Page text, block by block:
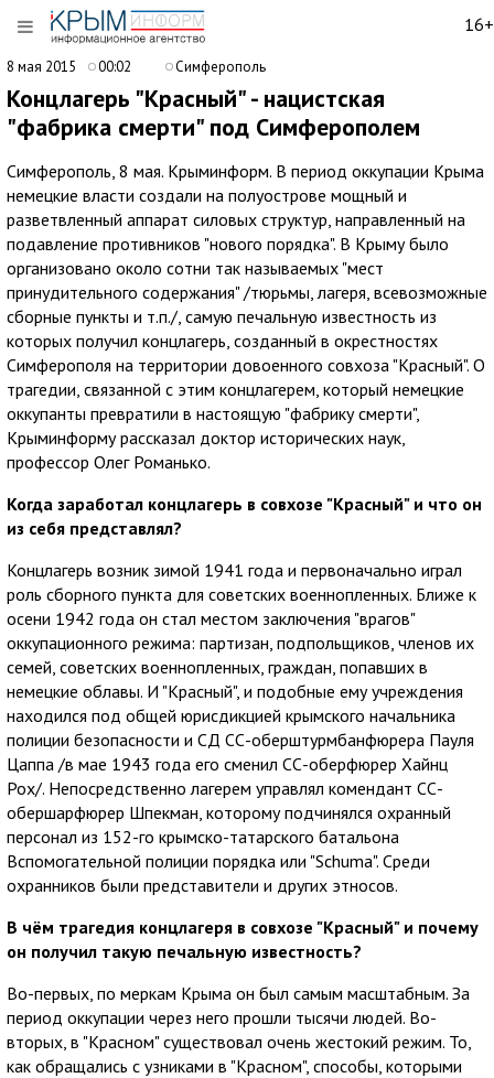
16+
8 мая 2015 00:02 Симферополь
Концлагерь "Красный" - нацистская
"фабрика смерти" под Симферополем
Симферополь, 8 мая. Крыминформ. В период оккупации Крыма
немецкие власти создали на полуострове мощный и
разветвленный аппарат силовых структур, направленный на
подавление противников "нового порядка". В Крыму было
организовано около сотни так называемых "мест
принудительного содержания" /тюрьмы, лагеря, всевозможные
сборные пункты и т.п./, самую печальную известность из
которых получил концлагерь, созданный в окрестностях
Симферополя на территории довоенного совхоза "Красный". О
трагедии, связанной с этим концлагерем, который немецкие
оккупанты превратили в настоящую "фабрику смерти",
Крыминформу рассказал доктор исторических наук,
профессор Олег Романько.
Когда заработал концлагерь в совхозе "Красный" и что он
из себя представлял?
Концлагерь возник зимой 1941 года и первоначально играл
роль сборного пункта для советских военнопленных. Ближе к
осени 1942 года он стал местом заключения "врагов"
оккупационного режима: партизан, подпольщиков, членов их
семей, советских военнопленных, граждан, попавших в
немецкие облавы. И "Красный", и подобные ему учреждения
находился под общей юрисдикцией крымского начальника
полиции безопасности и СД СС-оберштурмбанфюрера Пауля
Цаппа /в мае 1943 года его сменил СС-оберфюрер Хайнц
Рох/. Непосредственно лагерем управлял комендант СС-
обершарфюрер Шпекман, которому подчинялся охранный
персонал из 152-го крымско-татарского батальона
Вспомогательной полиции порядка или "Schuma". Среди
охранников были представители и других этносов.
В чём трагедия концлагеря в совхозе "Красный" и почему
он получил такую печальную известность?
Во-первых, по меркам Крыма он был самым масштабным. За
период оккупации через него прошли тысячи людей. Во-
вторых, в "Красном" существовал очень жестокий режим. То,
как обращались с узниками в "Красном", способы, которыми